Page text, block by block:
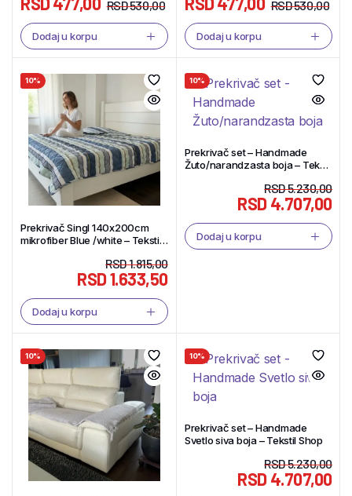
RSD530,00
Dodaj u korpu
RSD530,00
Dodaj u korpu
10%
Prekrivač Singl 140x200cm
mikrofiber Blue /white – Tekstil
RSD1.815,00
RSD1.633,50
Dodaj u korpu
10%
Prekrivač set – Handmade
Žuto/narandzasta boja – Tekstil
RSD5.230,00
RSD4.707,00
Dodaj u korpu
10% 10%
Prekrivač set – Handmade
Svetlo siva boja – Tekstil Shop
RSD5.230,00
RSD4.707,00